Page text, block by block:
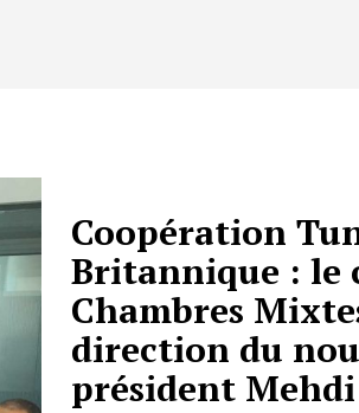
Coopération
Britannique : le
Chambres
direction du
président